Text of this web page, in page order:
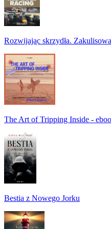
Rozwijając skrzydła.
The Art of Tripping Inside -
Bestia z Nowego Jorku